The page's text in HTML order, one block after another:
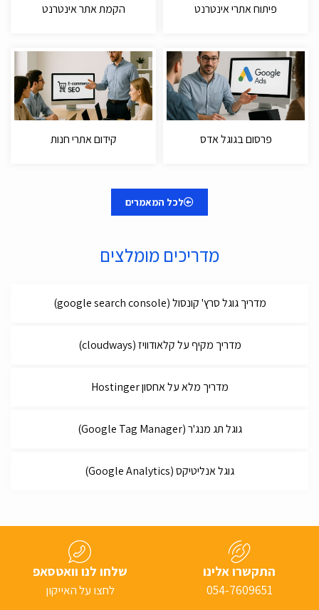
פיתוח אתרי אינטרנט הקמת אתר אינטרנט
פרסום בגוגל אדס קידום אתרי חנות
לכל המאמרים
מדריכים מומלצים
מדריך גוגל סרץ' קונסול (google search console)
מדריך מקיף על קלאודוויז (cloudways)
מדריך מלא על אחסון Hostinger
גוגל תג מנג'ר (Google Tag Manager)
גוגל אנליטיקס (Google Analytics)
התקשרו אלינו
054-7609651
שלחו לנו וואטסאפ
לחצו על האייקון